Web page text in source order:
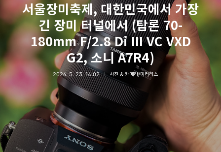
서울장미축제, 대한민국에서 가장
긴 장미 터널에서 (탐론 70-
180mm F/2.8 Di III VC VXD
G2, 소니 A7R4)
2026. 5. 23. 14:02